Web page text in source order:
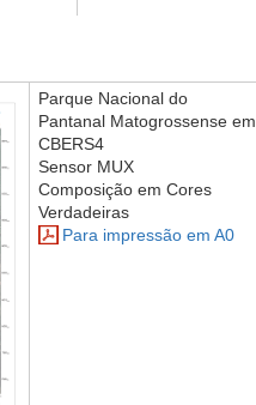
Parque Nacional do
Pantanal Matogrossense em
CBERS4
Sensor MUX
Composição em Cores
Verdadeiras
Para impressão em A0